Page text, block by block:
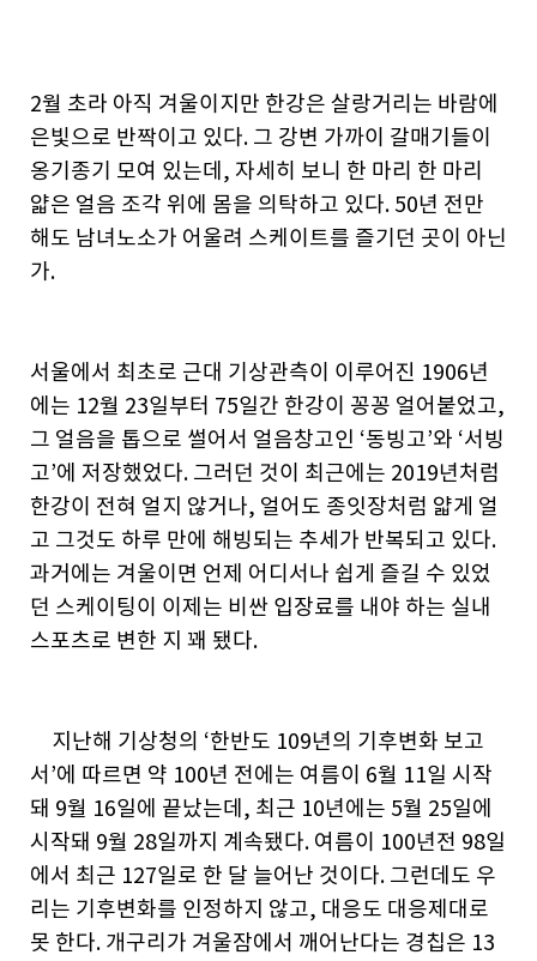
2월 초라 아직 겨울이지만 한강은 살랑거리는 바람에
은빛으로 반짝이고 있다. 그 강변 가까이 갈매기들이
옹기종기 모여 있는데, 자세히 보니 한 마리 한 마리
얇은 얼음 조각 위에 몸을 의탁하고 있다. 50년 전만
해도 남녀노소가 어울려 스케이트를 즐기던 곳이 아닌
가.
서울에서 최초로 근대 기상관측이 이루어진 1906년
에는 12월 23일부터 75일간 한강이 꽁꽁 얼어붙었고,
그 얼음을 톱으로 썰어서 얼음창고인 ‘동빙고’와 ‘서빙
고’에 저장했었다. 그러던 것이 최근에는 2019년처럼
한강이 전혀 얼지 않거나, 얼어도 종잇장처럼 얇게 얼
고 그것도 하루 만에 해빙되는 추세가 반복되고 있다.
과거에는 겨울이면 언제 어디서나 쉽게 즐길 수 있었
던 스케이팅이 이제는 비싼 입장료를 내야 하는 실내
스포츠로 변한 지 꽤 됐다.
지난해 기상청의 ‘한반도 109년의 기후변화 보고
서’에 따르면 약 100년 전에는 여름이 6월 11일 시작
돼 9월 16일에 끝났는데, 최근 10년에는 5월 25일에
시작돼 9월 28일까지 계속됐다. 여름이 100년전 98일
에서 최근 127일로 한 달 늘어난 것이다. 그런데도 우
리는 기후변화를 인정하지 않고, 대응도 대응제대로
못 한다. 개구리가 겨울잠에서 깨어난다는 경칩은 13